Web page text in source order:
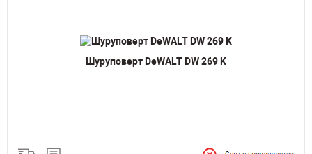
Шуруповерт DeWALT DW 269 K